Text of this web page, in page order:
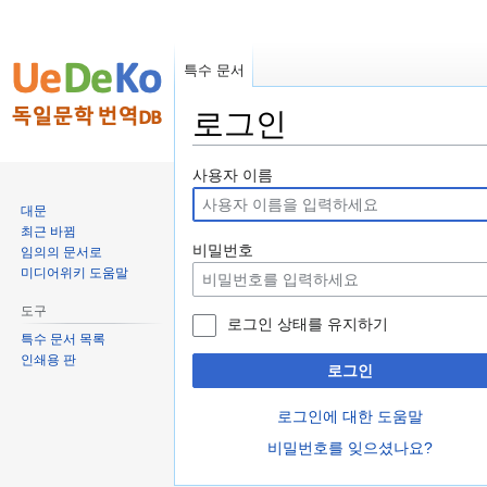
로그인
둘
러
보
기
로
가
기
검
색
하
러
가
기
사용자 이름
비밀번호
로그인 상태를 유지하기
로그인
로그인에 대한 도움말
비밀번호를 잊으셨나요?
특수 문서
대문
최근 바뀜
임의의 문서로
미디어위키 도움말
도구
특수 문서 목록
인쇄용 판